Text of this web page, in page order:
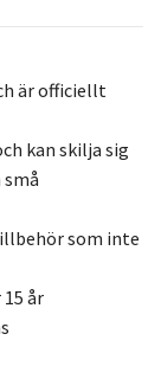
är officiellt
kan skilja sig
som inte
år